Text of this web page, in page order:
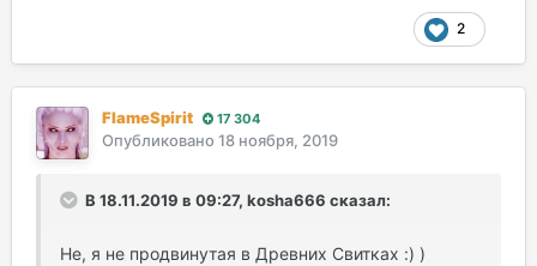
2
FlameSpirit 17 304
Опубликовано 18 ноября, 2019
В 18.11.2019 в 09:27, kosha666 сказал:
Не, я не продвинутая в Древних Свитках :) )